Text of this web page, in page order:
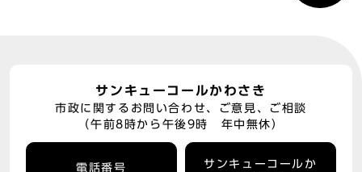
サンキューコールかわさき
市政に関するお問い合わせ、ご意見、ご相談
（午前8時から午後9時 年中無休）
電話番号
サンキューコールか